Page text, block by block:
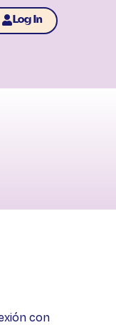
Log In
con